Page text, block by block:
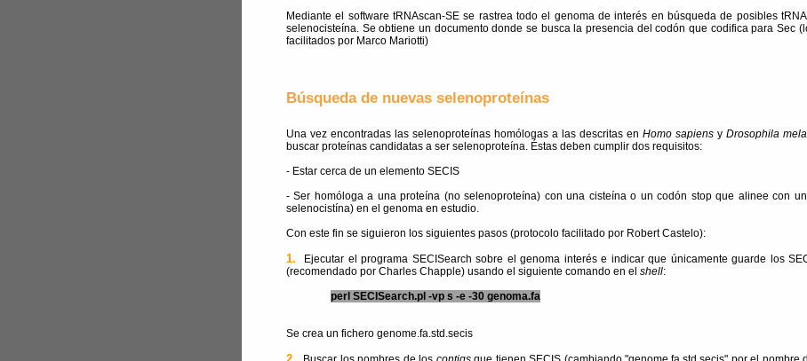
Mediante el software tRNAscan-SE se rastrea todo el genoma de interés en búsqueda de posibles
selenocisteína. Se obtiene un documento donde se busca la presencia del codón que codifica para Sec
facilitados por Marco Mariotti)
Búsqueda de nuevas selenoproteínas
Una vez encontradas las selenoproteínas homólogas a las descritas en Homo sapiens y Drosophila
buscar proteínas candidatas a ser selenoproteína. Éstas deben cumplir dos requisitos:
- Estar cerca de un elemento SECIS
- Ser homóloga a una proteína (no selenoproteína) con una cisteína o un codón stop que alinee con
selenocistína) en el genoma en estudio.
Con este fin se siguieron los siguientes pasos (protocolo facilitado por Robert Castelo):
1.
Ejecutar el programa SECISearch sobre el genoma interés e indicar que únicamente guarde los
(recomendado por Charles Chapple) usando el siguiente comando en el shell:
perl SECISearch.pl -vp s -e -30 genoma.fa
Se crea un fichero genome.fa.std.secis